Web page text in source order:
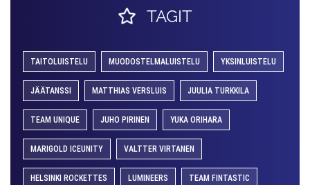
TAGIT
TAITOLUISTELU MUODOSTELMALUISTELU YKSINLUISTELU
JÄÄTANSSI MATTHIAS VERSLUIS JUULIA TURKKILA
TEAM UNIQUE JUHO PIRINEN YUKA ORIHARA
MARIGOLD ICEUNITY VALTTER VIRTANEN
HELSINKI ROCKETTES LUMINEERS TEAM FINTASTIC